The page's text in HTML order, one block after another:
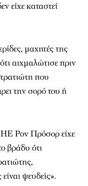
είχε καταστεί
μαχητές της
αιχμαλώτισε πριν
που
την σορό του ή
Ρον Πρόσορ είχε
βράδυ ότι
ψευδείς».